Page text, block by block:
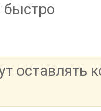
быстро
оставлять